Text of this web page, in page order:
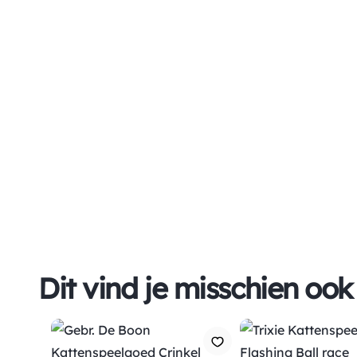
Dit vind je misschien